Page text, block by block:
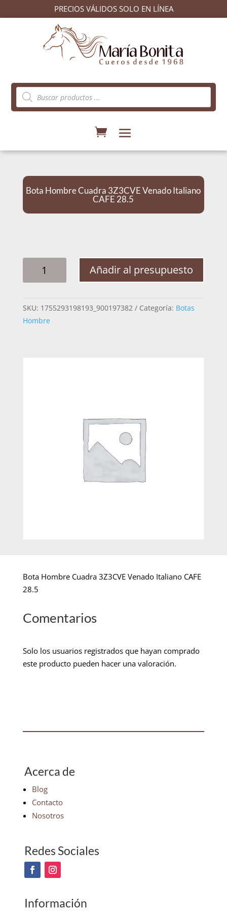
PRECIOS VÁLIDOS SOLO EN LÍNEA
Búsqueda
de
productos
Bota Hombre Cuadra 3Z3CVE Venado Italiano
CAFE 28.5
HOMBRE
VENADO
ITALIANO
Añadir al presupuesto
SKU: 1755293198193_900197382 Categoría: Botas
Hombre
Bota Hombre Cuadra 3Z3CVE Venado Italiano CAFE
28.5
Comentarios
Solo los usuarios registrados que hayan comprado
este producto pueden hacer una valoración.
Acerca de
Blog
Contacto
Nosotros
Redes Sociales
Información